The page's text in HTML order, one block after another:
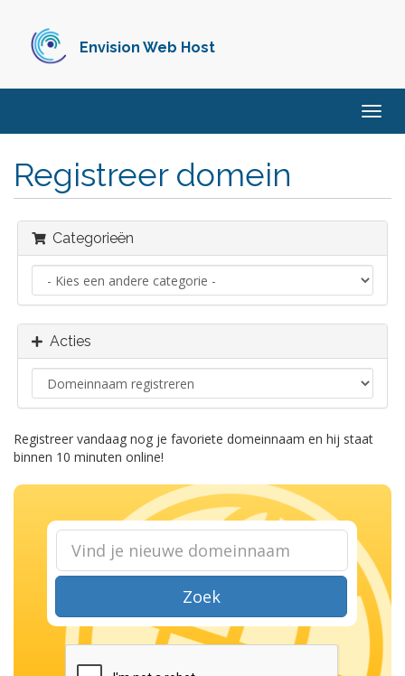
Envision Web Host
in-/
Registreer domein
Categorieën
Acties
Registreer vandaag nog je favoriete domeinnaam en hij staat
binnen 10 minuten online!
Zoek